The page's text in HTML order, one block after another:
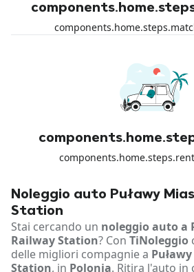
Noleggio auto Puławy
Station
Stai cercando un noleggio auto a
Railway Station? Con TiNoleggio
delle migliori compagnie a
Station, in Polonia. Ritira l'auto